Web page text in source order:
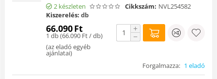
2 készleten Cikkszám: NVL254582
Kiszerelés: db
66.090Ft
1 db (66.090 Ft/ db)
(az eladó egyéb
ajánlatai)
+
−
Forgalmazza: 1 eladó